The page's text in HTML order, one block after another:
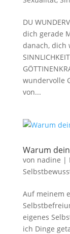
DU
dich gerade
danach, dich
wundervolle
von...
Warum
von nadine |
Auf meinem
eigenes
ich Dinge